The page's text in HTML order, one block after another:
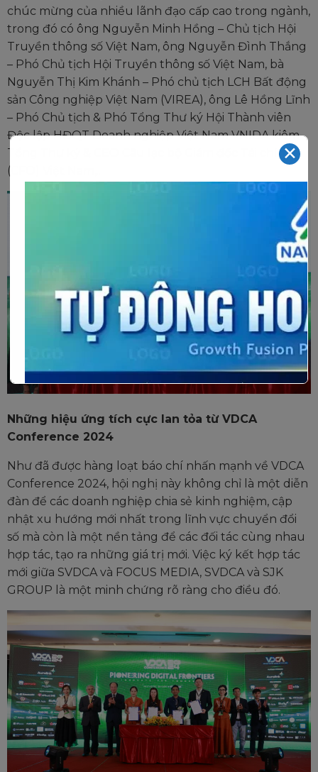
chúc mừng của nhiều lãnh đạo cấp cao trong ngành,
trong đó có ông Nguyễn Minh Hồng – Chủ tịch Hội
Truyền thông số Việt Nam, ông Nguyễn Đình Thắng
– Phó Chủ tịch Hội Truyền thông số Việt Nam, bà
Nguyễn Thị Kim Khánh – Phó chủ tịch LCH Bất động
sản Công nghiệp Việt Nam (VIREA), ông Lê Hồng Lĩnh
– Phó Chủ tịch & Phó Tổng Thư ký Hội Thành viên
Độc lập HĐQT Doanh nghiệp Việt Nam VNIDA kiêm
Tổng Thư ký & CEO Câu lạc bộ Giám đốc Tài chính
(CFO) Việt Nam,..
Những hiệu ứng tích cực lan tỏa từ VDCA
Conference 2024
Như đã được hàng loạt báo chí nhấn mạnh về VDCA
Conference 2024, hội nghị này không chỉ là một diễn
đàn để các doanh nghiệp chia sẻ kinh nghiệm, cập
nhật xu hướng mới nhất trong lĩnh vực chuyển đổi
số mà còn là một nền tảng để các đối tác cùng nhau
hợp tác, tạo ra những giá trị mới. Việc ký kết hợp tác
mới giữa SVDCA và FOCUS MEDIA, SVDCA và SJK
GROUP là một minh chứng rõ ràng cho điều đó.
✕